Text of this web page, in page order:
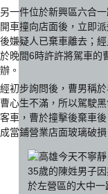
另一件位於新興區六合
開車撞向店面後，立即
後嫌疑人已棄車離去；
於晚間6時許許將駕車的
辦。
經初步詢問後，曹男稱
曹心生不滿，所以駕駛
客車，曹於撞擊後棄車
成當鋪營業店面玻璃破損
35歲的陳姓男子
於左營區的大中一